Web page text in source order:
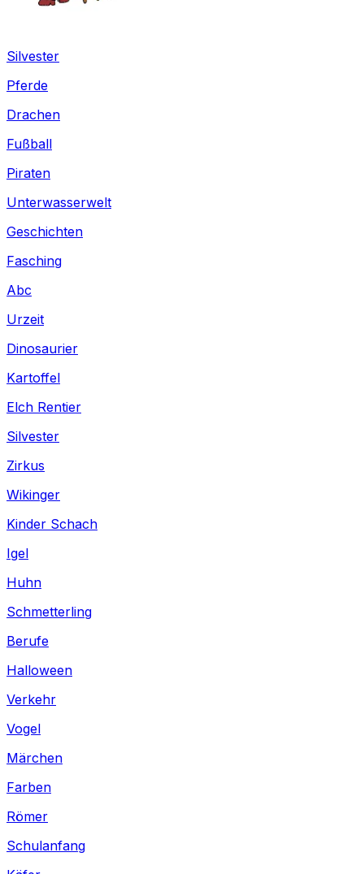
Silvester
Pferde
Drachen
Fußball
Piraten
Unterwasserwelt
Geschichten
Fasching
Abc
Urzeit
Dinosaurier
Kartoffel
Elch Rentier
Silvester
Zirkus
Wikinger
Kinder Schach
Igel
Huhn
Schmetterling
Berufe
Halloween
Verkehr
Vogel
Märchen
Farben
Römer
Schulanfang